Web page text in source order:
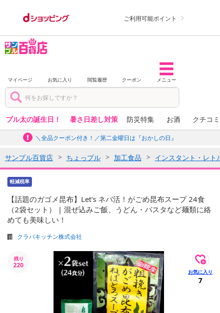
ご利用可能ポイント
マイページ お気に入り 閲覧履歴 クーポン メニュー
プル太の誕生日！ 暑さ日差し対策 防災特集 お酒 クチコ
＼全品クーポン付き！／第二金曜日は『おかしの日』
サンプル百貨店 ちょっプル 加工食品 インスタント・レト
軽減税率
【話題のガゴメ昆布】Let's ネバ活！がごめ昆布スープ 24食
（2袋セット） | 混ぜ込みご飯、うどん・パスタなど麺類に絡
めても美味しい！
クラバキッチン株式会社
残り
220
7